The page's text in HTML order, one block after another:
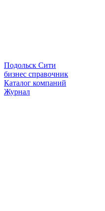
Подольск Сити
бизнес справочник
Каталог компаний
Журнал